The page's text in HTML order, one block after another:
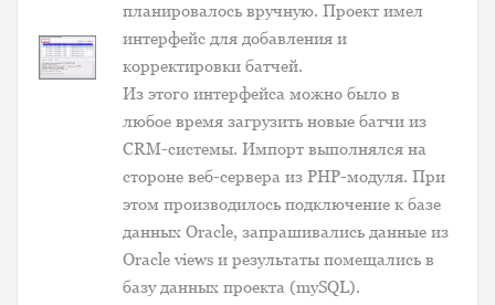
планировалось вручную. Проект имел
интерфейс для добавления и
корректировки батчей.
Из этого интерфейса можно было в
любое время загрузить новые батчи из
CRM-системы. Импорт выполнялся на
стороне веб-сервера из PHP-модуля. При
этом производилось подключение к базе
данных Oracle, запрашивались данные из
Oracle views и результаты помещались в
базу данных проекта (mySQL).